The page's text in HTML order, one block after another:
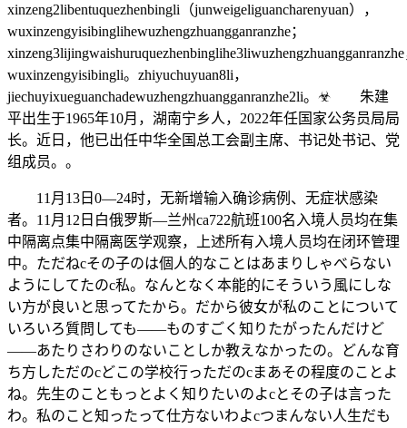
xinzeng2libentuquezhenbingli（junweigeliguancharenyuan），
wuxinzengyisibinglihewuzhengzhuangganranzhe；
wuxinzengyisibingli。zhiyuchuyuan8li，
jiechuyixueguanchadewuzhengzhuangganranzhe2li。☣ 朱建
平出生于1965年10月，湖南宁乡人，2022年任国家公务员局局
长。近日，他已出任中华全国总工会副主席、书记处书记、党
组成员。。
11月13日0—24时，无新增输入确诊病例、无症状感染
者。11月12日白俄罗斯—兰州ca722航班100名入境人员均在集
中隔离点集中隔离医学观察，上述所有入境人员均在闭环管理
中。ただねcその子のは個人的なことはあまりしゃべらない
ようにしてたのc私。なんとなく本能的にそういう風にしな
い方が良いと思ってたから。だから彼女が私のことについて
いろいろ質問しても――ものすごく知りたがったんだけど
――あたりさわりのないことしか教えなかったの。どんな育
ち方しただのcどこの学校行っただのcまあその程度のことよ
ね。先生のこともっとよく知りたいのよcとその子は言った
わ。私のこと知ったって仕方ないわよcつまんない人生だも